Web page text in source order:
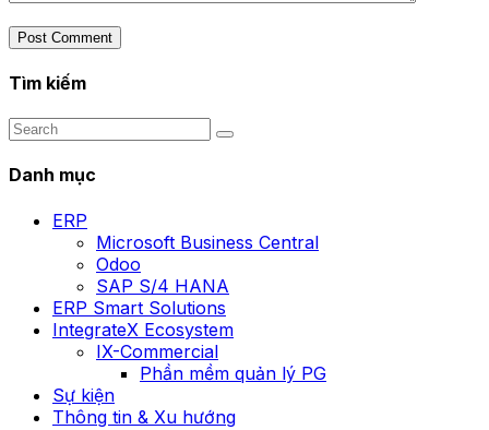
Post Comment
Tìm kiếm
Danh mục
ERP
Microsoft Business Central
Odoo
SAP S/4 HANA
ERP Smart Solutions
IntegrateX Ecosystem
IX-Commercial
Phần mềm quản lý PG
Sự kiện
Thông tin & Xu hướng